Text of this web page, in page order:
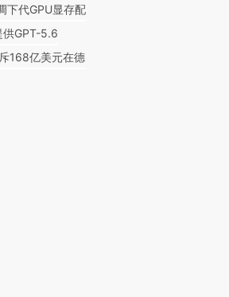
下代GPU显存配
供GPT-5.6
168亿美元在德